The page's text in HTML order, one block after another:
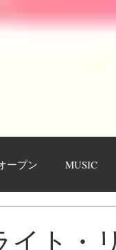
ープン MUSIC
イト